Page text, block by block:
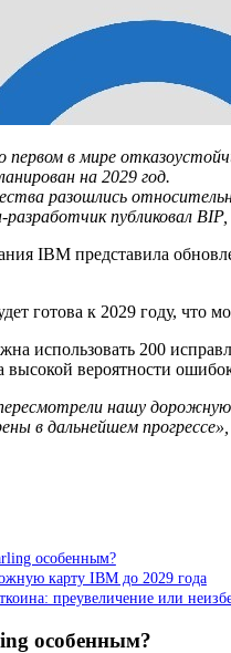
первом в мире
на 2029 год.
разошлись
разработчик публиковал ВІР,
IBM представила
готова к 2029 году, что
использовать 200
вероятности
нашу
в дальнейшем
особенным?
карту IBM до 2029 года
преувеличение или
особенным?